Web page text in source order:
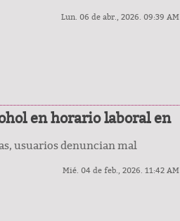
Lun. 06 de abr., 2026. 09:39 AM
en horario laboral en
usuarios denuncian mal
Mié. 04 de feb., 2026. 11:42 AM